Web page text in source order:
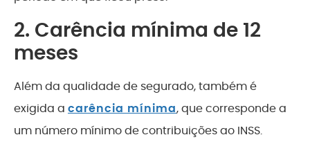
2. Carência mínima de 12
meses
Além da qualidade de segurado, também é
exigida a carência mínima, que corresponde a
um número mínimo de contribuições ao INSS.